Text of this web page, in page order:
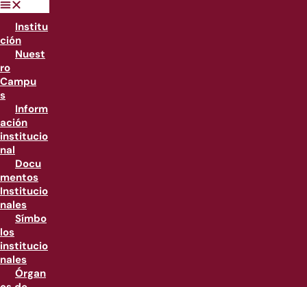
Institu
ción
Nuest
ro
Campu
s
Inform
ación
institucio
nal
Docu
mentos
Institucio
nales
Símbo
los
institucio
nales
Órgan